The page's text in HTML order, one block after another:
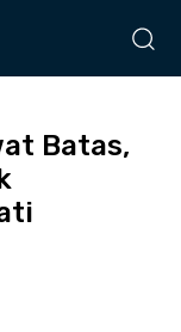
Batas,